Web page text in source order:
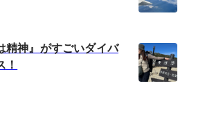
精神』がすごいダイバ
！